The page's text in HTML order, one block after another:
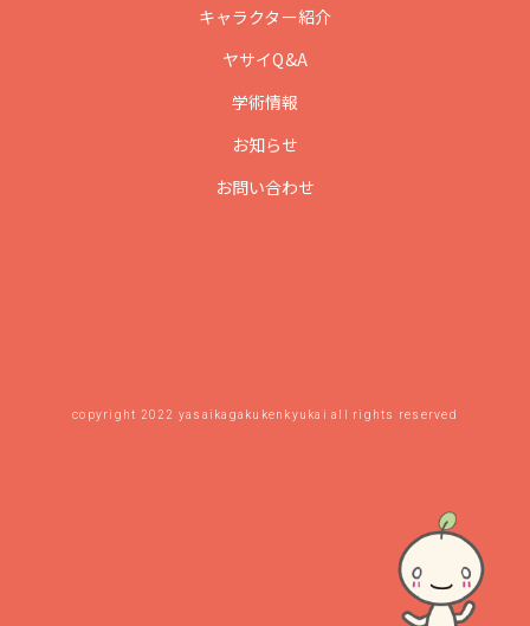
キャラクター紹介
ヤサイQ&A
学術情報
お知らせ
お問い合わせ
copyright 2022 yasaikagakukenkyukai all rights reserved